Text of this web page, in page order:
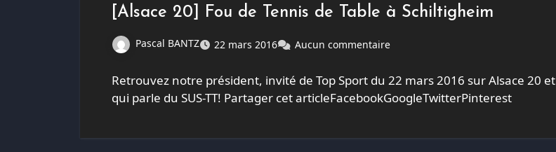
[Alsace 20] Fou de Tennis de Table à Schiltigheim
Pascal BANTZ 22 mars 2016 Aucun commentaire
Retrouvez notre président, invité de Top Sport du 22 mars 2016 sur Alsace 20 et
qui parle du SUS-TT! Partager cet articleFacebookGoogleTwitterPinterest